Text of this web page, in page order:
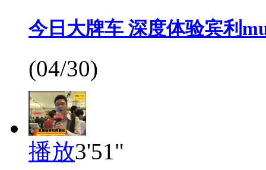
今日大牌车 深度体验宾利
(04/30)
播放3'51"